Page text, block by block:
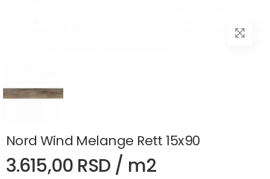
Nord Wind Melange Rett 15x90
3.615,00 RSD / m2